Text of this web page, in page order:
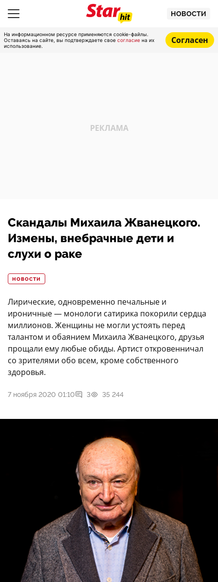
НОВОСТИ
На информационном ресурсе применяются cookie-файлы.
Оставаясь на сайте, вы подтверждаете свое согласие на их
использование.
Согласен
Скандалы Михаила Жванецкого.
Измены, внебрачные дети и
слухи о раке
НОВОСТИ
Лирические, одновременно печальные и
ироничные — монологи сатирика покорили сердца
миллионов. Женщины не могли устоять перед
талантом и обаянием Михаила Жванецкого, друзья
прощали ему любые обиды. Артист откровенничал
со зрителями обо всем, кроме собственного
здоровья.
7 ноября 2020 01:10 3 35 244